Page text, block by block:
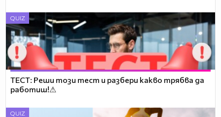
QUIZ
TEСТ: Реши този тест и разбери какво трябва да
работиш!⚠
QUIZ